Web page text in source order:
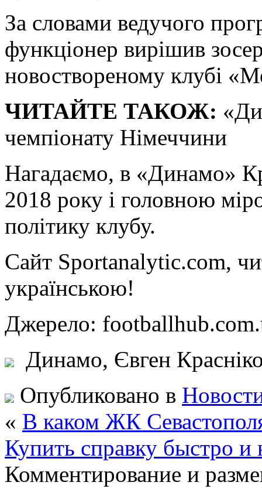
За словами ведучого
функціонер вирішив
новоствореному клубі
ЧИТАЙТЕ ТАКОЖ:
чемпіонату Німеччини
Нагадаємо, в «Динамо»
2018 року і головною
політику клубу.
Сайт Sportanalytic.com,
українською!
Джерело:
Динамо, Євген
Опубликовано в
« В каком ЖК
Купить справку быстро и
Комментирование и